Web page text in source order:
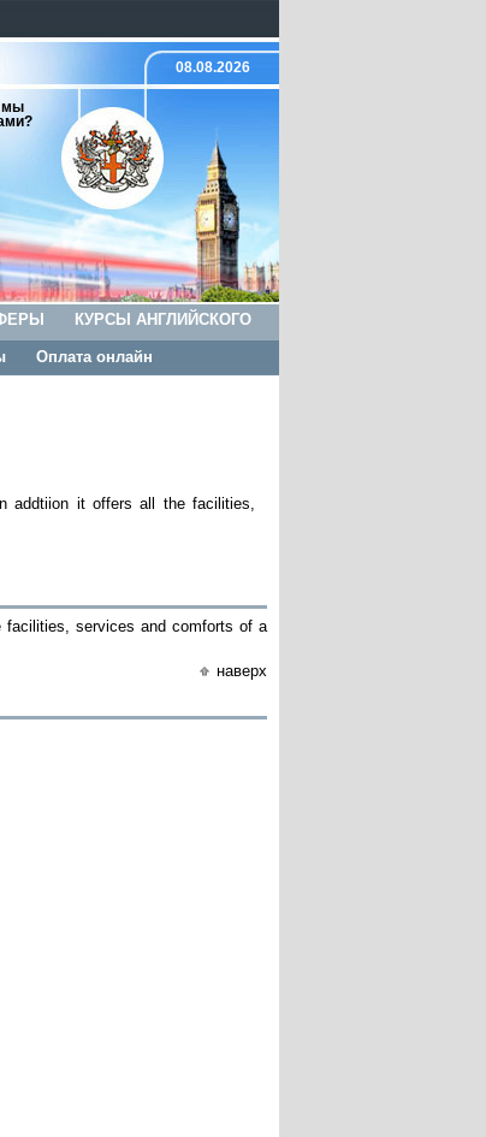
08.08.2026
мы
КУРСЫ АНГЛИЙСКОГО
Оплата онлайн
addtiion it offers all the facilities,
facilities, services and comforts of a
наверх